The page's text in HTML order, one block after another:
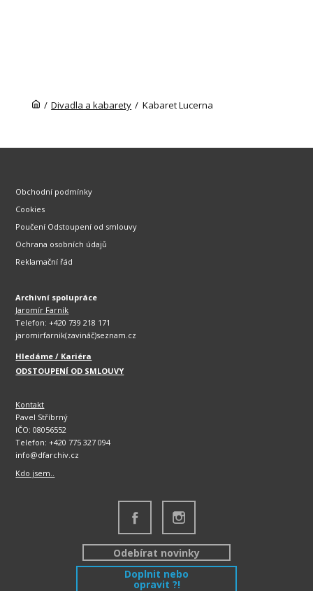
/ Divadla a kabarety / Kabaret Lucerna
Obchodní podmínky
Cookies
Poučení Odstoupení od smlouvy
Ochrana osobních údajů
Reklamační řád
Archivní spolupráce
Jaromír Farník
Telefon: +420 739 218 171
jaromirfarnik(zavináč)seznam.cz
Hledáme / Kariéra
ODSTOUPENÍ OD SMLOUVY
Kontakt
Pavel Stříbrný
IČO: 08056552
Telefon: +420 775 327 094
info@dfarchiv.cz
Kdo jsem..
Odebírat novinky
Doplnit nebo
opravit ?!